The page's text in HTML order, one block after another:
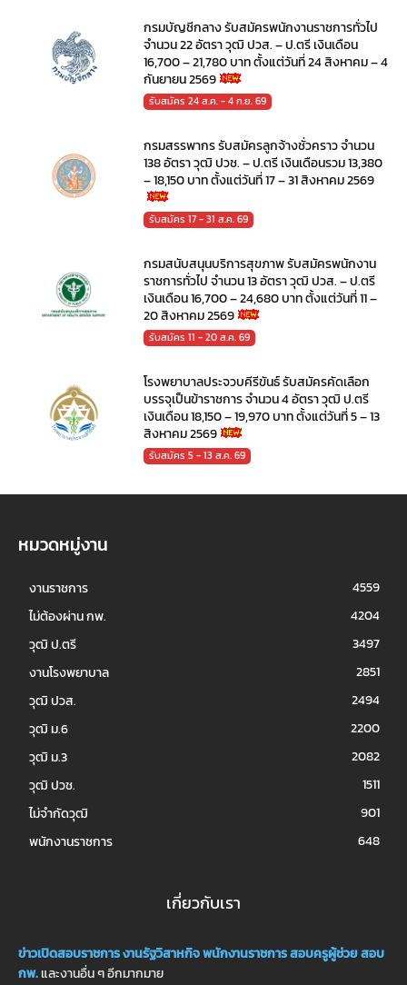
กรมบัญชีกลาง รับสมัครพนักงานราชการทั่วไป
จำนวน 22 อัตรา วุฒิ ปวส. – ป.ตรี เงินเดือน
16,700 – 21,780 บาท ตั้งแต่วันที่ 24 สิงหาคม – 4
กันยายน 2569
รับสมัคร 24 ส.ค. - 4 ก.ย. 69
กรมสรรพากร รับสมัครลูกจ้างชั่วคราว จำนวน
138 อัตรา วุฒิ ปวช. – ป.ตรี เงินเดือนรวม 13,380
– 18,150 บาท ตั้งแต่วันที่ 17 – 31 สิงหาคม 2569
รับสมัคร 17 - 31 ส.ค. 69
กรมสนับสนุนบริการสุขภาพ รับสมัครพนักงาน
ราชการทั่วไป จำนวน 13 อัตรา วุฒิ ปวส. – ป.ตรี
เงินเดือน 16,700 – 24,680 บาท ตั้งแต่วันที่ 11 –
20 สิงหาคม 2569
รับสมัคร 11 - 20 ส.ค. 69
โรงพยาบาลประจวบคีรีขันธ์ รับสมัครคัดเลือก
บรรจุเป็นข้าราชการ จำนวน 4 อัตรา วุฒิ ป.ตรี
เงินเดือน 18,150 – 19,970 บาท ตั้งแต่วันที่ 5 – 13
สิงหาคม 2569
รับสมัคร 5 - 13 ส.ค. 69
หมวดหมู่งาน
งานราชการ
4559
ไม่ต้องผ่าน กพ.
4204
วุฒิ ป.ตรี
3497
งานโรงพยาบาล
2851
วุฒิ ปวส.
2494
วุฒิ ม.6
2200
วุฒิ ม.3
2082
วุฒิ ปวช.
1511
ไม่จำกัดวุฒิ
901
พนักงานราชการ
648
เกี่ยวกับเรา
ข่าวเปิดสอบราชการงานรัฐวิสาหกิจพนักงานราชการสอบครูผู้ช่วยสอบ
กพ.และงานอื่น ๆ อีกมากมาย